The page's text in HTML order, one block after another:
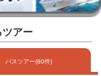
ツアー
バスツアー(80件)